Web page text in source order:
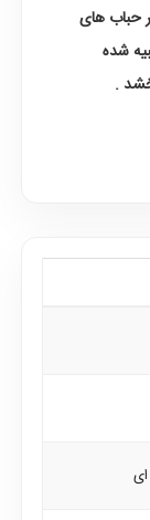
حباب های
شده
.